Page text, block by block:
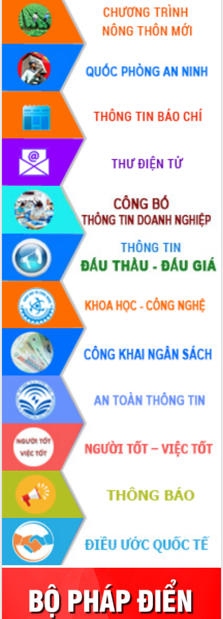
Phát động chiến dịch 30 ngày đêm
giải phóng mặt bằng Tuyến đường bộ
ven biển
Đắk Lắk nỗ lực thúc đẩy tăng trưởng
kinh tế từ 10% trở lên trong Quý
II/2026
Đắk Lắk ký kết thỏa thuận hợp tác về
chuyển đổi số giai đoạn 2026 – 2030
với Tập đoàn Bưu chính Viễn thông
Việt Nam
Thứ trưởng Bộ Y tế làm việc với tỉnh
Đắk Lắk về phát triển nhân lực y tế
Du lịch Đắk Lắk nâng tầm trải nghiệm
du khách thông qua Hệ thống cơ sở dữ
liệu và Bản đồ số
Tập huấn ứng dụng trí tuệ nhân tạo (AI)
trong thương mại điện tử năm 2026
Đoàn đại biểu Quốc hội tỉnh Đắk Lắk
trao đổi thông tin trước Kỳ họp thứ
nhất, Quốc hội khóa XVI
Quyết liệt cải cách hành chính, khơi
thông nguồn lực phát triển
Nâng cao hiệu lực, hiệu quả HĐND
tỉnh thông qua hiện đại hóa hành chính
Xã Ea Phê gắn cải cách hành chính với
chuyển đổi số
Phó Chủ tịch Thường trực UBND tỉnh
Hồ Thị Nguyên Thảo làm việc tại Trung
tâm Phục vụ hành chính công xã Ea
Phê
Xây dựng nền hành chính số đồng
hành cùng nông dân dân, doanh nghiệp
Giai đoạn 2026-2030, Đắk Lắk phấn
đấu có 77% xã đạt chuẩn nông thôn
Chuyển đổi số 'mở đường' cho nông
nghiệp Đắk Lắk tăng trưởng bứt phá
Triển khai đồng bộ đo đạc, lập hồ sơ
địa chính, hoàn thiện cơ sở dữ liệu đất
đai
Ứng dụng sinh trắc học - Bước tiến
trong hành trình chuyển đổi số tại Đắk
Lắk
Đắk Lắk nâng cao hiệu quả công tác
Đảng từ Sổ tay đảng viên điện tử
Đắk Lắk đẩy mạnh nuôi biển công
nghệ, hướng tới phát triển thủy sản
bền vững
Tập huấn nâng cao năng lực triển khai
chuyển đổi số cho cán bộ, công chức
cấp xã
Đắk Lắk phát động hưởng ứng Ngày
Quyền của người tiêu dùng Việt Nam
Đẩy mạnh cải cách hành chính, quyết
tâm đạt được mục tiêu tăng trưởng